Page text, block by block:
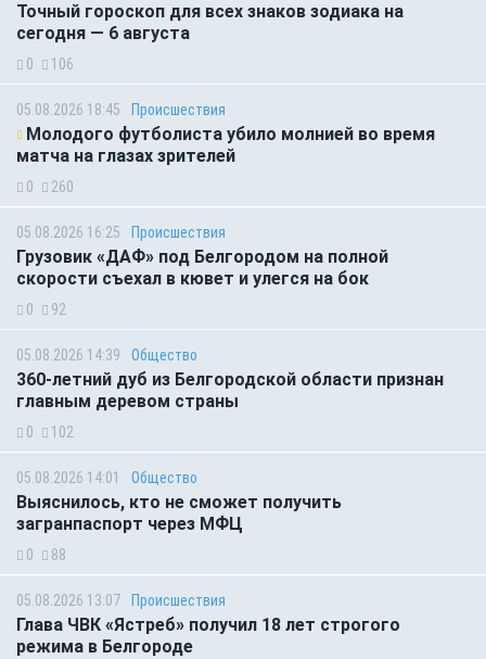
Точный гороскоп для всех знаков зодиака на
сегодня — 6 августа
0 106
05.08.2026 18:45 Происшествия
Молодого футболиста убило молнией во время
матча на глазах зрителей
0 260
05.08.2026 16:25 Происшествия
Грузовик «ДАФ» под Белгородом на полной
скорости съехал в кювет и улегся на бок
0 92
05.08.2026 14:39 Общество
360-летний дуб из Белгородской области признан
главным деревом страны
0 102
05.08.2026 14:01 Общество
Выяснилось, кто не сможет получить
загранпаспорт через МФЦ
0 88
05.08.2026 13:07 Происшествия
Глава ЧВК «Ястреб» получил 18 лет строгого
режима в Белгороде